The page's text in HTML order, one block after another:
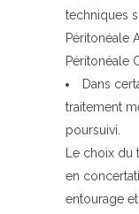
techniques
Péritonéale
Péritonéale
Dans
traitement
poursuivi.
Le choix
en
entourage